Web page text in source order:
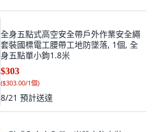
全身五點式高空安全帶戶外作業安全繩
套裝國標電工腰帶工地防墜落, 1個, 全
身五點單小鉤1.8米
$303
($303.00/1個)
8/21 預計送達